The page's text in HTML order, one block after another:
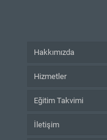
Hakkımızda
Hizmetler
Eğitim Takvimi
İletişim